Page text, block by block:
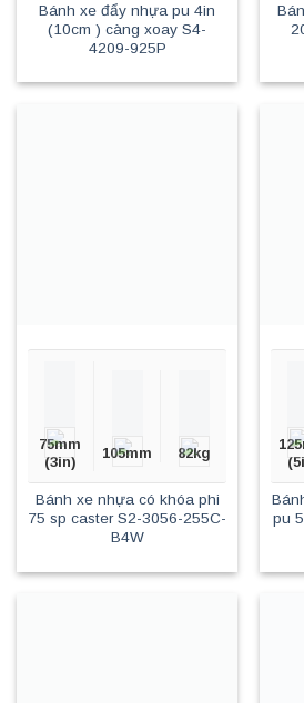
Bánh xe đẩy nhựa pu 4in
(10cm ) càng xoay S4-
4209-925P
75mm
(3in)
105mm 82kg
Bánh xe nhựa có khóa phi
75 sp caster S2-3056-255C-
B4W
pu